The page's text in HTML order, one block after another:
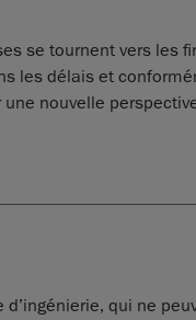
se tournent vers les
les délais et
nouvelle
qui ne